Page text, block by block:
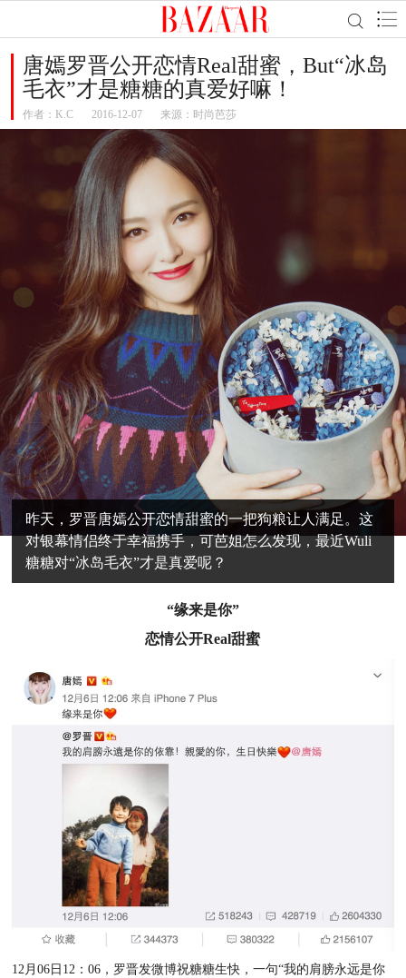
唐嫣罗晋公开恋情Real甜蜜，But“冰岛
毛衣”才是糖糖的真爱好嘛！
作者： K.C 2016-12-07 来源：时尚芭莎
昨天，罗晋唐嫣公开恋情甜蜜的一把狗粮让人满足。这
对银幕情侣终于幸福携手，可芭姐怎么发现，最近Wuli
糖糖对“冰岛毛衣”才是真爱呢？
“缘来是你”
恋情公开Real甜蜜
12月06日12：06，罗晋发微博祝糖糖生快，一句“我的肩膀永远是你